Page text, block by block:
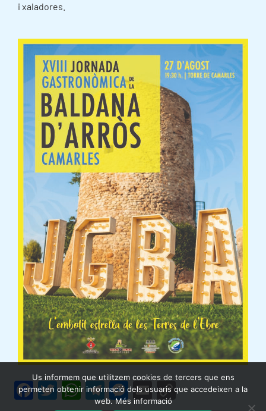
i xaladores.
F T W T M E C
Us informem que utilitzem cookies de tercers que ens
permeten obtenir informació dels usuaris que accedeixen a la
web. Més informació